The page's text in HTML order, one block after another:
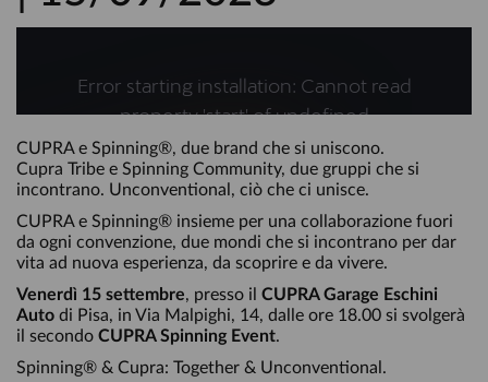
CUPRA e Spinning®, due brand che si uniscono.
Cupra Tribe e Spinning Community, due gruppi che si
incontrano. Unconventional, ciò che ci unisce.
CUPRA e Spinning® insieme per una collaborazione fuori
da ogni convenzione, due mondi che si incontrano per dar
vita ad nuova esperienza, da scoprire e da vivere.
Venerdì 15 settembre, presso il CUPRA Garage Eschini
Auto di Pisa, in Via Malpighi, 14, dalle ore 18.00 si svolgerà
il secondo CUPRA Spinning Event.
Spinning® & Cupra: Together & Unconventional.